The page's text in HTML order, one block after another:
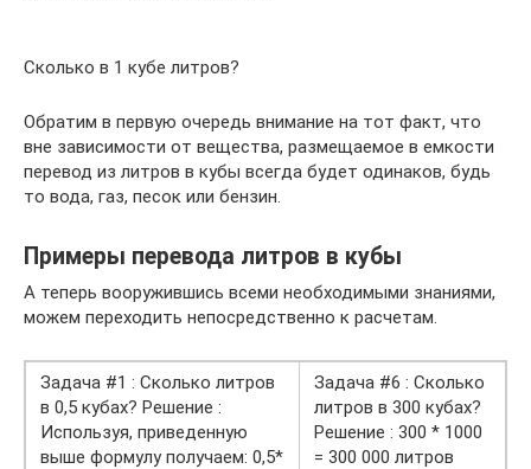
Сколько в 1 кубе литров?
Обратим в первую очередь внимание на тот факт, что
вне зависимости от вещества, размещаемое в емкости
перевод из литров в кубы всегда будет одинаков, будь
то вода, газ, песок или бензин.
Примеры перевода литров в кубы
А теперь вооружившись всеми необходимыми знаниями,
можем переходить непосредственно к расчетам.
Задача #1 : Сколько литров
в 0,5 кубах? Решение :
Используя, приведенную
выше формулу получаем: 0,5*
Задача #6 : Сколько
литров в 300 кубах?
Решение : 300 * 1000
= 300 000 литров